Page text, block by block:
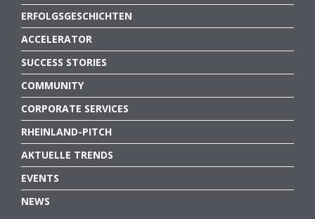
ERFOLGSGESCHICHTEN
ACCELERATOR
SUCCESS STORIES
COMMUNITY
CORPORATE SERVICES
RHEINLAND-PITCH
AKTUELLE TRENDS
EVENTS
NEWS